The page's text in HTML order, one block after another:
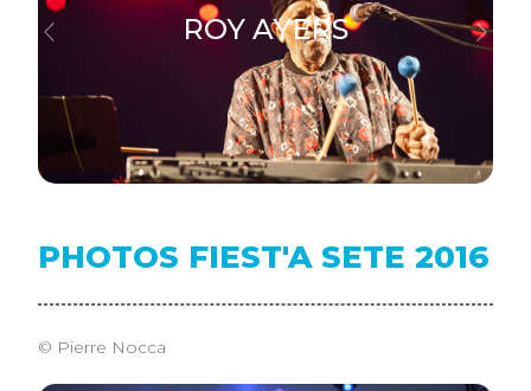
ROY AYERS
Previous Next
PHOTOS FIEST'A SETE 2016
© Pierre Nocca